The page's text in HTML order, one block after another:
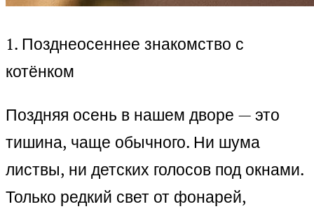
1. Позднеосеннее знакомство с
котёнком
Поздняя осень в нашем дворе — это
тишина, чаще обычного. Ни шума
листвы, ни детских голосов под окнами.
Только редкий свет от фонарей,